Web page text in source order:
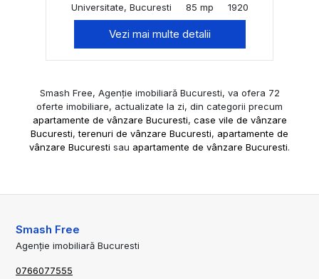
Universitate, Bucuresti
85 mp 1920
Vezi mai multe detalii
Smash Free, Agenție imobiliară Bucuresti, va ofera 72
oferte imobiliare, actualizate la zi, din categorii precum
apartamente de vânzare Bucuresti, case vile de vânzare
Bucuresti,terenuri de vânzare Bucuresti, apartamente de
vânzare Bucuresti sau apartamente de vânzare Bucuresti.
Smash Free
Agenție imobiliară Bucuresti
0766077555